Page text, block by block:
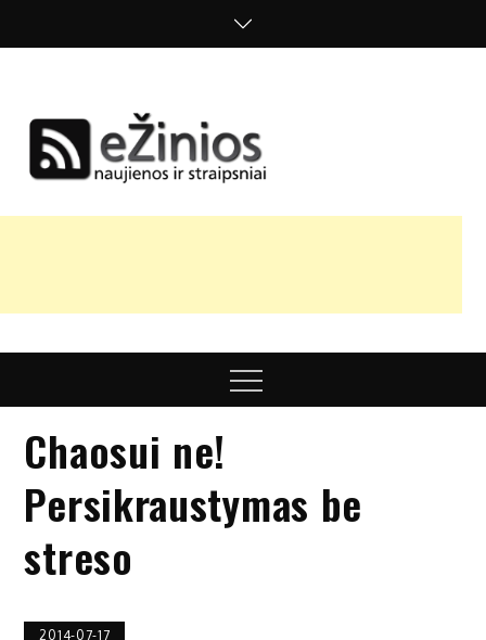
nuomonės
Menu
Chaosui ne!
Persikraustymas be
streso
2014-07-17